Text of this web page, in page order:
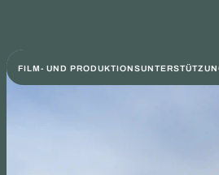
FILM- UND